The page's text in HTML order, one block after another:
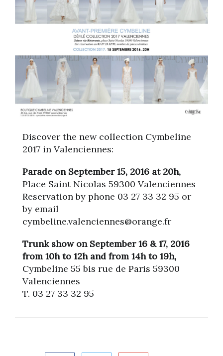
Discover the new collection Cymbeline
2017 in Valenciennes:
Parade on September 15, 2016 at 20h,
Place Saint Nicolas 59300 Valenciennes
Reservation by phone 03 27 33 32 95 or
by email
cymbeline.valenciennes@orange.fr
Trunk show on September 16 & 17, 2016
from 10h to 12h and from 14h to 19h,
Cymbeline 55 bis rue de Paris 59300
Valenciennes
T. 03 27 33 32 95